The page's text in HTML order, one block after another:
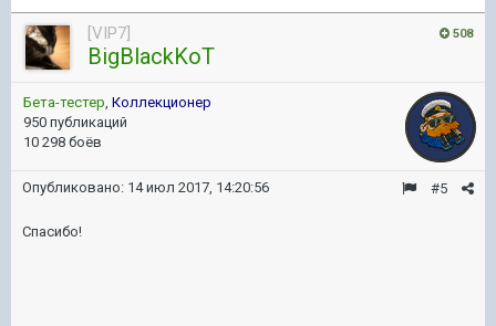
508
[VIP7]
BigBlackKoT
Бета-тестер, Коллекционер
950 публикаций
10 298 боёв
#5
Опубликовано: 14 июл 2017, 14:20:56
Спасибо!